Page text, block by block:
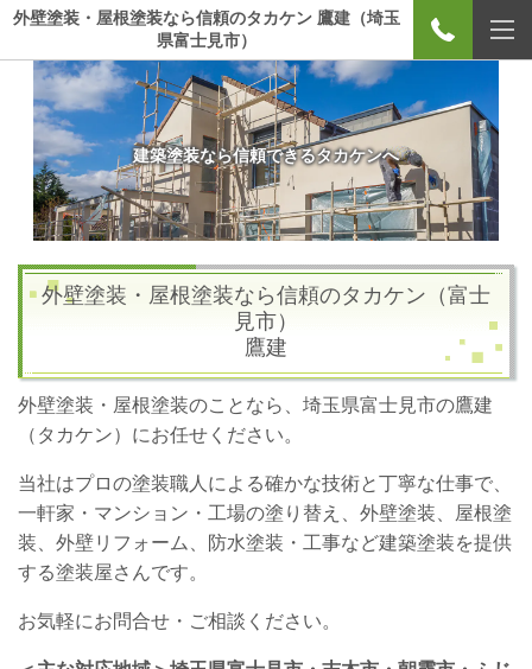
外壁塗装・屋根塗装なら信頼のタカケン 鷹建（埼玉
県富士見市）
建築塗装なら信頼できるタカケンへ
外壁塗装・屋根塗装なら信頼のタカケン（富士
見市）
鷹建
外壁塗装・屋根塗装のことなら、埼玉県富士見市の鷹建
（タカケン）にお任せください。
当社はプロの塗装職人による確かな技術と丁寧な仕事で、
一軒家・マンション・工場の塗り替え、外壁塗装、屋根塗
装、外壁リフォーム、防水塗装・工事など建築塗装を提供
する塗装屋さんです。
お気軽にお問合せ・ご相談ください。